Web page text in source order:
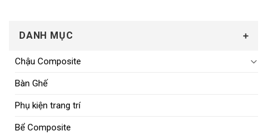
DANH MỤC
Chậu Composite
Bàn Ghế
Phụ kiện trang trí
Bể Composite